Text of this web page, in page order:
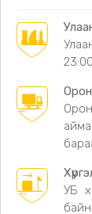
• 5-10
зөөвөрлөх,
•Багтаамж:
Хэмжээ:
Баганын
• Материал:
• Каркас:
• Өнгө:
Орон
УБ